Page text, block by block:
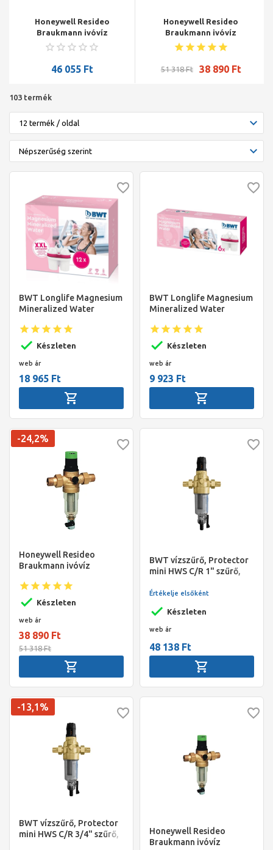
Honeywell Resideo
Braukmann ivóvíz
szűrő+nyomásszab.
csésze, 1/2", KM+holl.,
46 055 Ft
Honeywell Resideo
Braukmann ivóvíz
szűrő+nyomásszab.
csésze, 3/4", KM+holl.,
51 318 Ft 38 890 Ft
103 termék
BWT Longlife Magnesium
Mineralized Water
(Mg2+ filter)
Készleten
web ár
18 965 Ft
BWT Longlife Magnesium
Mineralized Water
filter)
Készleten
web ár
9 923 Ft
Honeywell Resideo
Braukmann ivóvíz
kombináció MiniPlus, átl.
csésze, 3/4", KM+holl.,
PN16, max 40°C
-24,2%
Készleten
web ár
38 890 Ft
51 318 Ft
BWT vízszűrő, Protector
mini HWS C/R 1" szűrő,
nyomáscsökkentővel, 3,5
Készleten
Értékelje elsőként
web ár
48 138 Ft
BWT vízszűrő, Protector
mini HWS C/R 3/4" szűrő,
-13,1%
Honeywell Resideo
Braukmann ivóvíz